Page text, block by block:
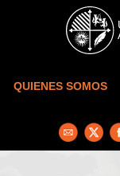
Skip to main content
QUIENES SOMOS